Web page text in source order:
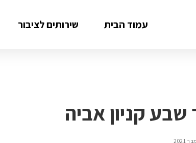
עמוד הבית שירותים לציבור
שבע קניון אביה